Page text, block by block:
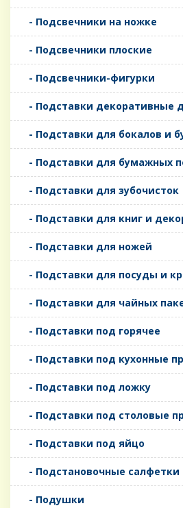
- Подсвечники на ножке
- Подсвечники плоские
- Подсвечники-фигурки
- Подставки декоративные
- Подставки для бокалов и
- Подставки для бумажных
- Подставки для зубочисток
- Подставки для книг и
- Подставки для ножей
- Подставки для посуды и
- Подставки для чайных
- Подставки под горячее
- Подставки под кухонные
- Подставки под ложку
- Подставки под столовые
- Подставки под яйцо
- Подстановочные салфетки
- Подушки